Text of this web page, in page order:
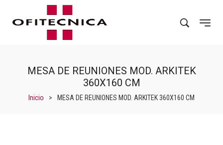
MESA DE REUNIONES MOD. ARKITEK
360X160 CM
Inicio > MESA DE REUNIONES MOD. ARKITEK 360X160 CM